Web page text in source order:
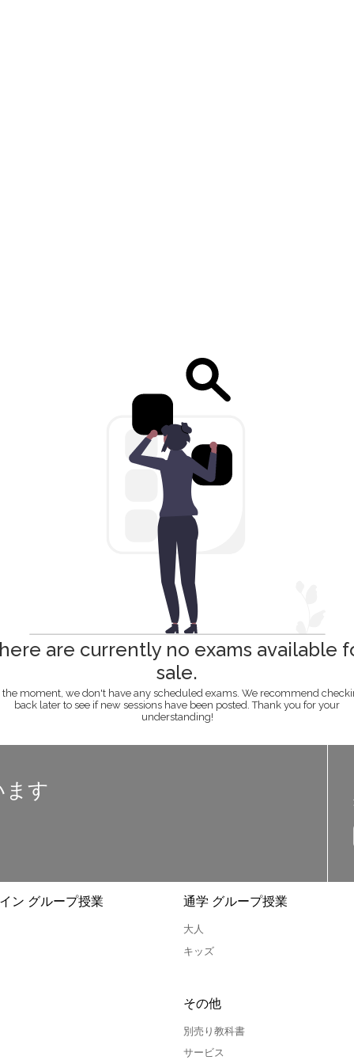
are currently no exams available
sale.
the moment, we don't have any scheduled exams. We recommend
back later to see if new sessions have been posted. Thank you for your
understanding!
ます
ン グループ授業
通学 グループ授業
大人
キッズ
その他
別売り教科書
サービス